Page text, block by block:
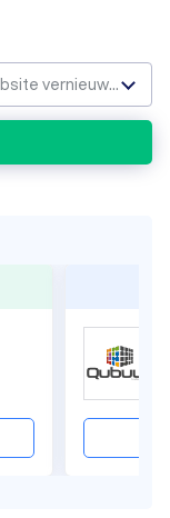
Kies bijv. uit website laten maken of website vernieuwen